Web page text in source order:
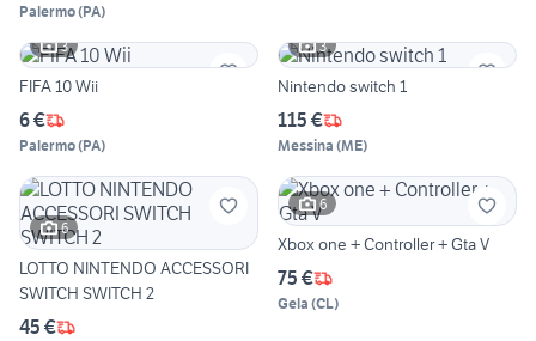
Palermo(PA)
3
FIFA 10 Wii
6 €
Palermo(PA)
3
Nintendo switch 1
115 €
Messina (ME)
6
LOTTO NINTENDO ACCESSORI
SWITCH SWITCH 2
45 €
6
Xbox one + Controller + Gta V
75 €
Gela (CL)